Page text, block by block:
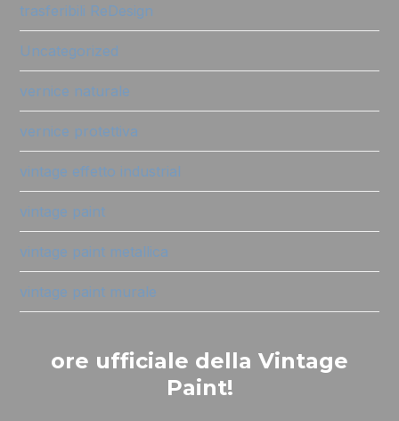
trasferibili ReDesign
Uncategorized
vernice naturale
vernice protettiva
vintage effetto industrial
vintage paint
vintage paint metallica
vintage paint murale
ore ufficiale della Vintage
Paint!